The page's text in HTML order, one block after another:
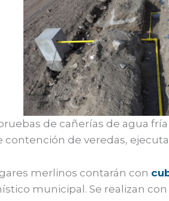
de cañerías de agua
de veredas,
merlinos contarán con
municipal. Se realizan